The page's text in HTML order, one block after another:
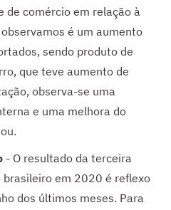
de comércio em relação à
é um aumento
sendo produto de
que teve aumento de
observa-se uma
e uma melhora do
- O resultado da terceira
brasileiro em 2020 é reflexo
dos últimos meses. Para